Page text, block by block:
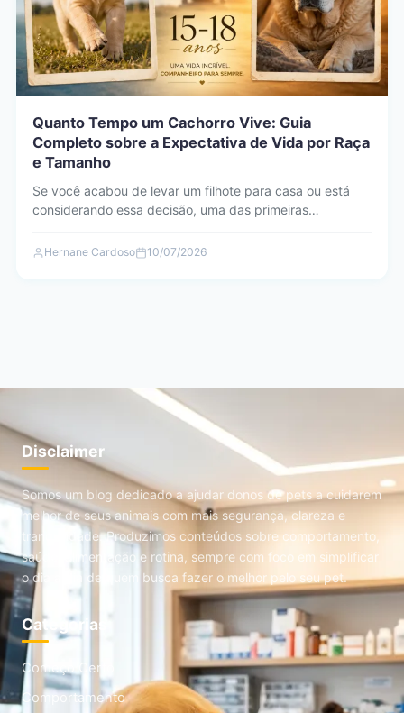
Quanto Tempo um Cachorro Vive: Guia
Completo sobre a Expectativa de Vida por Raça
e Tamanho
Se você acabou de levar um filhote para casa ou está
considerando essa decisão, uma das primeiras
Hernane Cardoso 10/07/2026
Disclaimer
Somos um blog dedicado a ajudar donos de pets a cuidarem
melhor de seus animais com mais segurança, clareza e
tranquilidade. Produzimos conteúdos sobre comportamento,
saúde, alimentação e rotina, sempre com foco em simplificar
o dia a dia de quem busca fazer o melhor pelo seu pet.
Categorias
Começo Certo
Comportamento